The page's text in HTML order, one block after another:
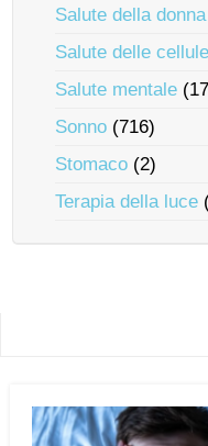
Salute della donna
Salute delle cellule
Salute mentale
Sonno (716)
Stomaco (2)
Terapia della luce